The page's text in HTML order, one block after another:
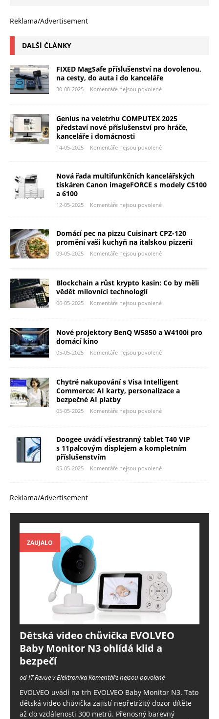
Reklama/Advertisement
DALŠÍ ČLÁNKY
FIXED MagSafe příslušenství na dovolenou,
na cesty, do auta i do kanceláře
30-08-2025 Komentáře nejsou povolené
Genius na veletrhu COMPUTEX 2025
představí nové příslušenství pro hráče,
kanceláře i domácnosti
14-05-2025 Komentáře nejsou povolené
Nová řada multifunkčních kancelářských
tiskáren Canon imageFORCE s modely C5100
a 6100
12-05-2025 Komentáře nejsou povolené
Domácí pec na pizzu Cuisinart CPZ-120
promění vaši kuchyň na italskou pizzerii
09-05-2025 Komentáře nejsou povolené
Blockchain a růst krypto kasin: Co by měli
vědět milovníci technologií
06-05-2025 Komentáře nejsou povolené
Nové projektory BenQ W5850 a W4100i pro
domácí kino
05-05-2025 Komentáře nejsou povolené
Chytré nakupování s Visa Intelligent
Commerce: AI karty, personalizace a
bezpečné AI platby
05-05-2025 Komentáře nejsou povolené
Doogee uvádí všestranný tablet T40 VIP
s 11palcovým displejem a kompletním
příslušenstvím
05-05-2025 Komentáře nejsou povolené
Reklama/Advertisement
ZAUJALO
Dětská video chůvička EVOLVEO
Baby Monitor N3 ohlídá klid a
bezpečí
od IT Revue v ElektronikaKomentáře nejsou povolené
EVOLVEO uvádí na trh EVOLVEO Baby Monitor N3. Tato
dětská video chůvička zajistí nepřetržitý dozor dítěte
až do vzdálenosti 300 metrů. Přenosný barevný